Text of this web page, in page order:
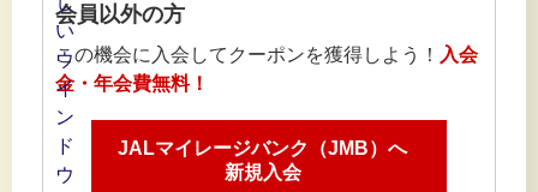
会員以外の方
この機会に入会してクーポンを獲得しよう！ 入会
金・年会費無料！
JALマイレージバンク（JMB）へ
新規入会